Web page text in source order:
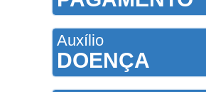
Auxílio
DOENÇA